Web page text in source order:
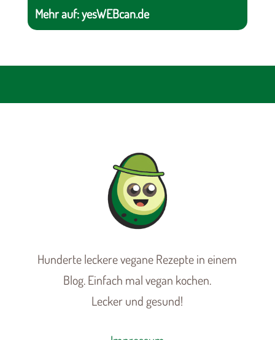
Mehr auf:yesWEBcan.de
Hunderte leckere vegane Rezepte in einem
Blog. Einfach mal vegan kochen.
Lecker und gesund!